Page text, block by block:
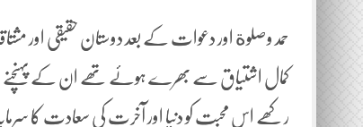
حمد وصلوة اور دعوات کے بعد دوستان حقیقی اور
کمال اشتیاق سے بھرے ہوئے تھے ان کے
رکھے اس محبت کو دنیا اور آخرت کی سعادت کا سرمایہ